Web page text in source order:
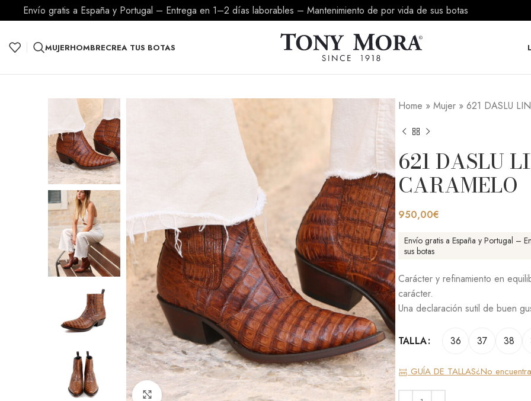
Envío gratis a España y Portugal – Entrega en 1–2 días laborables – Mantenimiento de por vida de sus botas
MUJERHOMBRECREA TUS BOTAS
Click to enlarge
Home » Mujer » 621 DASLU
621 DASLU
CARAMELO
950,00€
Envío gratis a España y Portugal –
sus botas
Carácter y refinamiento en
carácter.
Una declaración sutil de buen
TALLA 36 37 38
GUÍA DE TALLAS¿No